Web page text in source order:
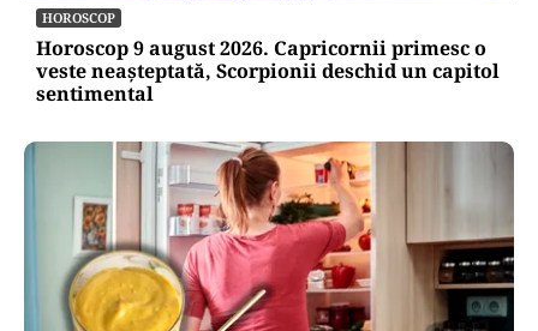
HOROSCOP
Horoscop 9 august 2026. Capricornii primesc o
veste neașteptată, Scorpionii deschid un capitol
sentimental